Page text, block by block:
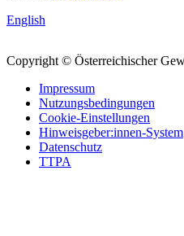
English
Copyright © Österreichischer
Impressum
Nutzungsbedingungen
Cookie-Einstellungen
Hinweisgeber:innen-System
Datenschutz
TTPA